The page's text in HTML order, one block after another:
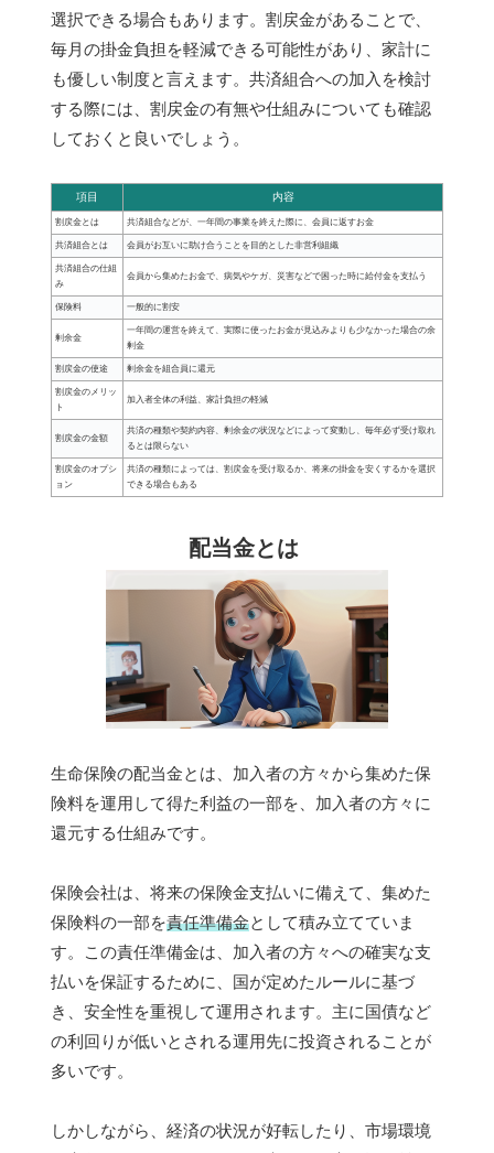
選択できる場合もあります。割戻金があることで、
毎月の掛金負担を軽減できる可能性があり、家計に
も優しい制度と言えます。共済組合への加入を検討
する際には、割戻金の有無や仕組みについても確認
しておくと良いでしょう。
項目 内容
割戻金とは 共済組合などが、一年間の事業を終えた際に、会員に返すお金
共済組合とは 会員がお互いに助け合うことを目的とした非営利組織
共済組合の仕組
み
会員から集めたお金で、病気やケガ、災害などで困った時に給付金を支払う
保険料 一般的に割安
剰余金
一年間の運営を終えて、実際に使ったお金が見込みよりも少なかった場合の余
剰金
割戻金の使途 剰余金を組合員に還元
割戻金のメリッ
ト
加入者全体の利益、家計負担の軽減
割戻金の金額
共済の種類や契約内容、剰余金の状況などによって変動し、毎年必ず受け取れ
るとは限らない
割戻金のオプシ
ョン
共済の種類によっては、割戻金を受け取るか、将来の掛金を安くするかを選択
できる場合もある
配当金とは
生命保険の配当金とは、加入者の方々から集めた保
険料を運用して得た利益の一部を、加入者の方々に
還元する仕組みです。
保険会社は、将来の保険金支払いに備えて、集めた
保険料の一部を責任準備金として積み立てていま
す。この責任準備金は、加入者の方々への確実な支
払いを保証するために、国が定めたルールに基づ
き、安全性を重視して運用されます。主に国債など
の利回りが低いとされる運用先に投資されることが
多いです。
しかしながら、経済の状況が好転したり、市場環境